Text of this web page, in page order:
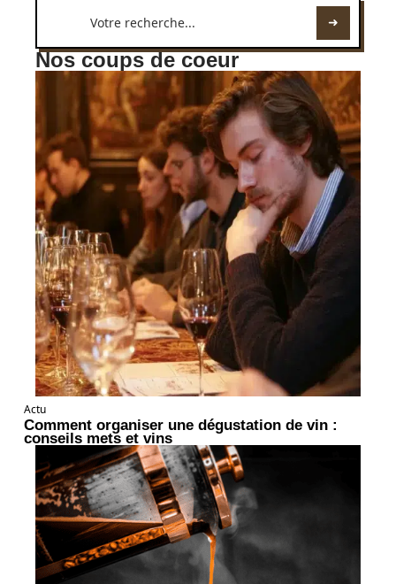
Nos coups de coeur
Actu
Comment organiser une dégustation de vin :
conseils mets et vins